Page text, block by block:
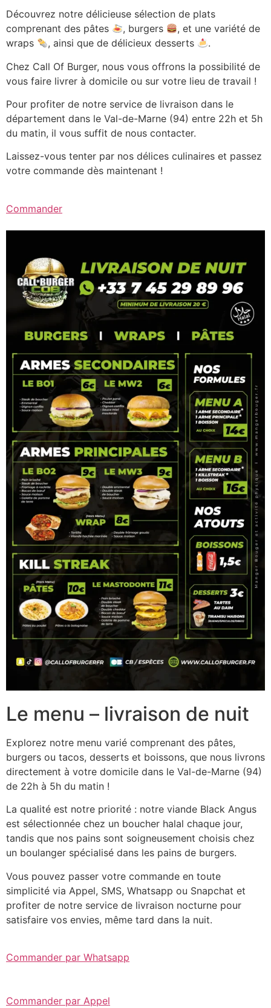
Découvrez notre délicieuse sélection de plats
comprenant des pâtes
, burgers
, et une variété de
wraps
, ainsi que de délicieux desserts
.
Chez Call Of Burger, nous vous offrons la possibilité de
vous faire livrer à domicile ou sur votre lieu de travail !
Pour profiter de notre service de livraison dans le
département dans le Val-de-Marne (94) entre 22h et 5h
du matin, il vous suffit de nous contacter.
Laissez-vous tenter par nos délices culinaires et passez
votre commande dès maintenant !
Commander
Le menu – livraison de nuit
Explorez notre menu varié comprenant des pâtes,
burgers ou tacos, desserts et boissons, que nous livrons
directement à votre domicile dans le Val-de-Marne (94)
de 22h à 5h du matin !
La qualité est notre priorité : notre viande Black Angus
est sélectionnée chez un boucher halal chaque jour,
tandis que nos pains sont soigneusement choisis chez
un boulanger spécialisé dans les pains de burgers.
Vous pouvez passer votre commande en toute
simplicité via Appel, SMS, Whatsapp ou Snapchat et
profiter de notre service de livraison nocturne pour
satisfaire vos envies, même tard dans la nuit.
Commander par Whatsapp
Commander par Appel